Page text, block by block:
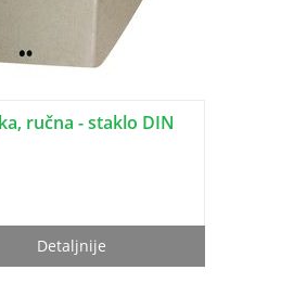
ručna - staklo DIN
Detaljnije